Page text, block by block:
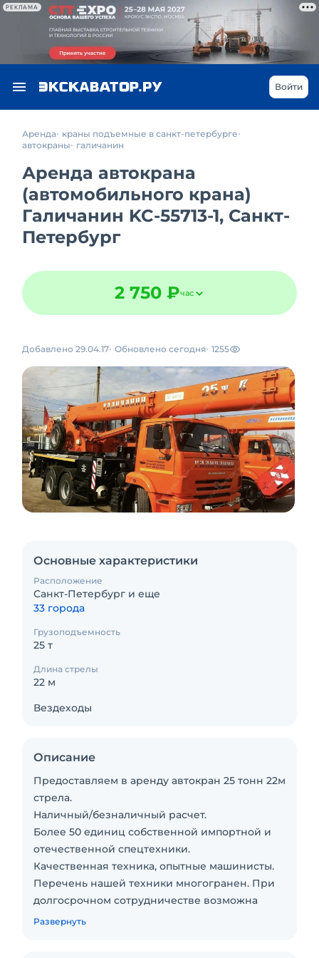
РЕКЛАМА
Войти
Аренда
краны подъемные в санкт-петербурге
автокраны
галичанин
Аренда автокрана
(автомобильного крана)
Галичанин KC-55713-1, Санкт-
Петербург
2 750 ₽час
Добавлено 29.04.17 Обновлено сегодня 1255
Основные характеристики
Расположение
Санкт-Петербург и еще
33 города
Грузоподъемность
25 т
Длина стрелы
22 м
Вездеходы
Описание
Предоставляем в аренду автокран 25 тонн 22м
стрела.
Наличный/безналичный расчет.
Более 50 единиц собственной импортной и
отечественной спецтехники.
Качественная техника, опытные машинисты.
Перечень нашей техники многогранен. При
долгосрочном сотрудничестве возможна
система скидок.
Развернуть